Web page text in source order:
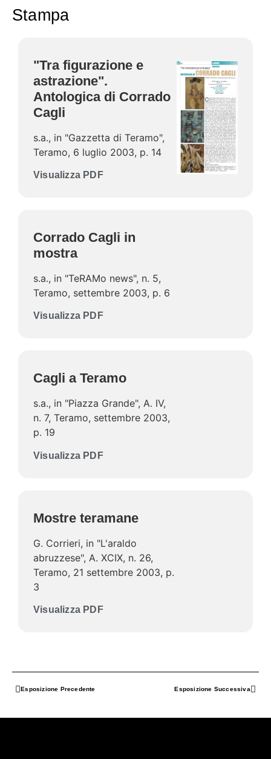
Stampa
"Tra figurazione e
astrazione".
Antologica di Corrado
Cagli
s.a., in "Gazzetta di Teramo",
Teramo, 6 luglio 2003, p. 14
Visualizza PDF
Corrado Cagli in
mostra
s.a., in "TeRAMo news", n. 5,
Teramo, settembre 2003, p. 6
Visualizza PDF
Cagli a Teramo
s.a., in "Piazza Grande", A. IV,
n. 7, Teramo, settembre 2003,
p. 19
Visualizza PDF
Mostre teramane
G. Corrieri, in "L'araldo
abruzzese", A. XCIX, n. 26,
Teramo, 21 settembre 2003, p.
3
Visualizza PDF
Esposizione Precedente Esposizione Successiva